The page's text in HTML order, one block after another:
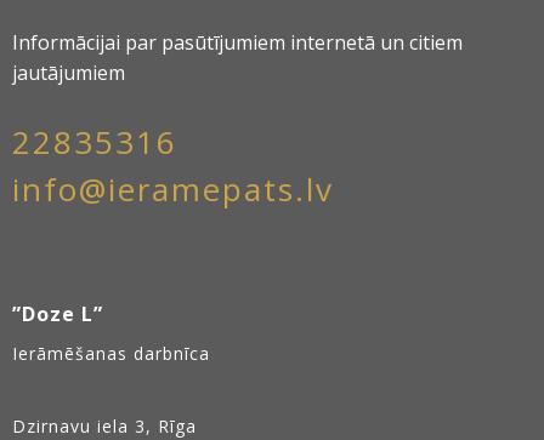
Informācijai par pasūtījumiem internetā un citiem
jautājumiem
22835316
info@ieramepats.lv
”Doze L”
Ierāmēšanas darbnīca
Dzirnavu iela 3, Rīga